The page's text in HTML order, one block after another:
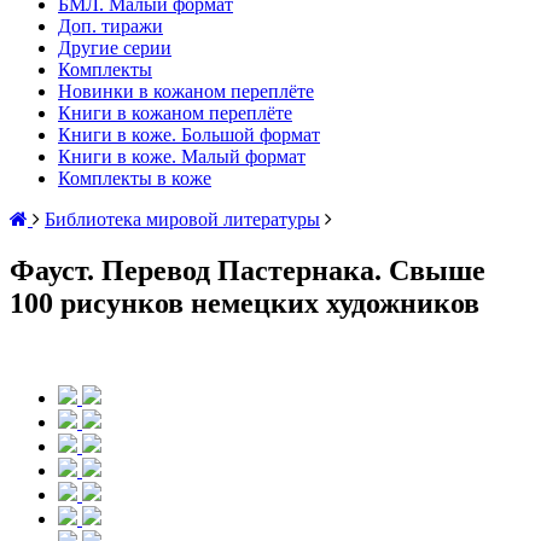
БМЛ. Малый формат
Доп. тиражи
Другие серии
Комплекты
Новинки в кожаном переплёте
Книги в кожаном переплёте
Книги в коже. Большой формат
Книги в коже. Малый формат
Комплекты в коже
Библиотека мировой литературы
Фауст. Перевод Пастернака. Свыше
100 рисунков немецких художников